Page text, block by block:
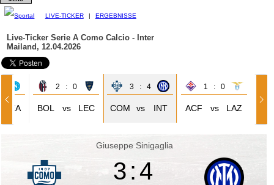
LIVE-TICKER | ERGEBNISSE
Live-Ticker Serie A Como Calcio - Inter
Mailand, 12.04.2026
NEA
2 : 0
BOL vs LEC
3 : 4
COM vs INT
1 : 0
ACF vs LAZ
Giuseppe Sinigaglia
3:4